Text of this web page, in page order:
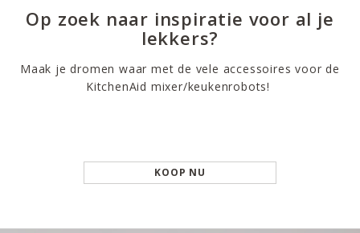
Op zoek naar inspiratie voor al je
lekkers?
Maak je dromen waar met de vele accessoires voor de
KitchenAid mixer/keukenrobots!
KOOP NU